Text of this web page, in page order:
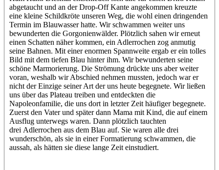
abgetaucht und an der Drop-Off Kante angekommen kreuzte
eine kleine Schildkröte unseren Weg, die wohl einen dringenden
Termin im Blauwasser hatte. Wir schwammen weiter uns
bewunderten die Gorgonienwälder. Plötzlich sahen wir erneut
einen Schatten näher kommen, ein Adlerrochen zog anmutig
seine Bahnen. Mit einer enormen Spannweite ergab er ein tolles
Bild mit dem tiefen Blau hinter ihm. Wir bewunderten seine
schöne Marmorierung. Die Strömung drückte uns aber weiter
voran, weshalb wir Abschied nehmen mussten, jedoch war er
nicht der Einzige seiner Art der uns heute begegnete. Wir ließen
uns über das Plateau treiben und entdeckten die
Napoleonfamilie, die uns dort in letzter Zeit häufiger begegnete.
Zuerst den Vater und später dann Mama mit Kind, die auf einem
Ausflug unterwegs waren. Dann plötzlich tauchten
drei Adlerrochen aus dem Blau auf. Sie waren alle drei
wunderschön, als sie in einer Formatierung schwammen, die
aussah, als hätten sie diese lange Zeit einstudiert.